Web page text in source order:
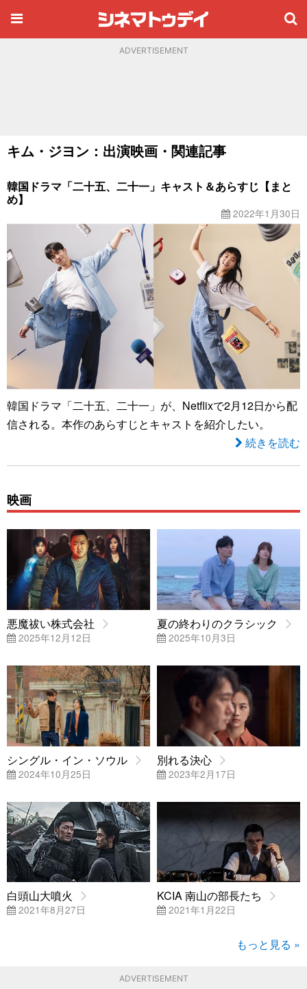
ADVERTISEMENT
キム・ジヨン：出演映画・関連記事
韓国ドラマ「二十五、二十一」キャスト＆あらすじ【まと
め】
2022年1月30日
韓国ドラマ「二十五、二十一」が、Netflixで2月12日から配
信される。本作のあらすじとキャストを紹介したい。
続きを読む
映画
悪魔祓い株式会社
2025年12月12日
夏の終わりのクラシック
2025年10月3日
シングル・イン・ソウル
2024年10月25日
別れる決心
2023年2月17日
白頭山大噴火
2021年8月27日
KCIA 南山の部長たち
2021年1月22日
もっと見る »
ADVERTISEMENT